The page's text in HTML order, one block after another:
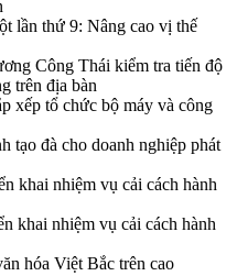
lần thứ 9: Nâng cao vị thế
Công Thái kiểm tra tiến độ
trên địa bàn
xếp tổ chức bộ máy và công
tạo đà cho doanh nghiệp phát
khai nhiệm vụ cải cách hành
khai nhiệm vụ cải cách hành
hóa Việt Bắc trên cao